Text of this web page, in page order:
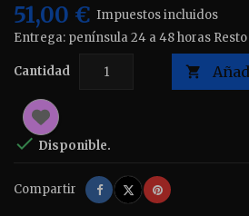
51,00 € Impuestos incluidos
Entrega: península 24 a 48 horas
Cantidad 
 Disponible.
Compartir Compartir
TuitearPinterest